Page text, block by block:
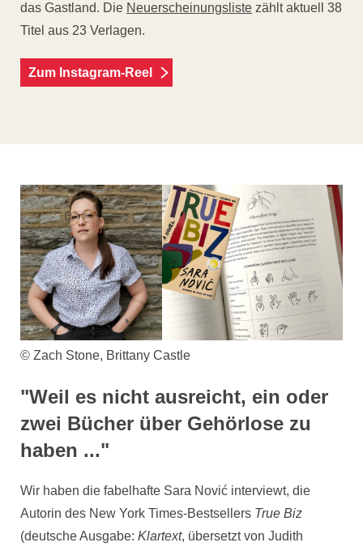
das Gastland. Die Neuerscheinungsliste zählt aktuell 38
Titel aus 23 Verlagen.
Zum Instagram-Reel
© Zach Stone, Brittany Castle
"Weil es nicht ausreicht, ein oder
zwei Bücher über Gehörlose zu
haben ..."
Wir haben die fabelhafte Sara Nović interviewt, die
Autorin des New York Times-Bestsellers True Biz
(deutsche Ausgabe: Klartext, übersetzt von Judith